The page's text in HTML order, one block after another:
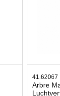
41.62067
Arbre